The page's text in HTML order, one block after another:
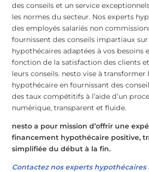
des conseils et un service
les normes du secteur. Nos experts
des employés salariés non
fournissent des conseils impartiaux
hypothécaires adaptées à vos besoins
fonction de la satisfaction des clients
leurs conseils. nesto vise à transformer
hypothécaire en fournissant des
des taux compétitifs à l’aide d’un
numérique, transparent et fluide.
nesto a pour mission d’offrir une
financement hypothécaire positive,
simplifiée du début à la fin.
Contactez nos experts hypothécaires